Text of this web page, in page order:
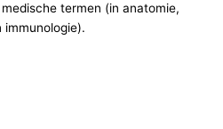
termen (in anatomie,
immunologie).